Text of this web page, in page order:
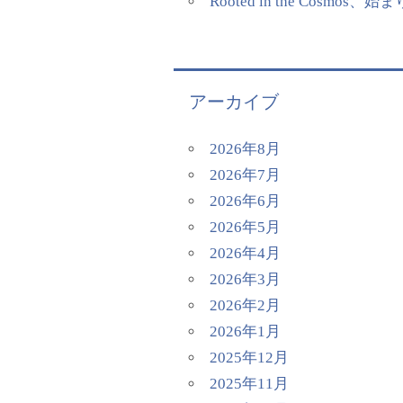
アーカイブ
2026年8月
2026年7月
2026年6月
2026年5月
2026年4月
2026年3月
2026年2月
2026年1月
2025年12月
2025年11月